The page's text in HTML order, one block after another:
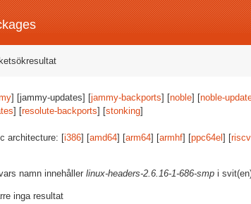
] [jammy-updates] [jammy-backports] [noble] [noble-
] [resolute-backports] [stonking]
architecture: [i386] [amd64] [arm64] [armhf] [ppc64el ] [
namn innehåller linux-headers-2.6.16-1-686-smp i
inga resultat